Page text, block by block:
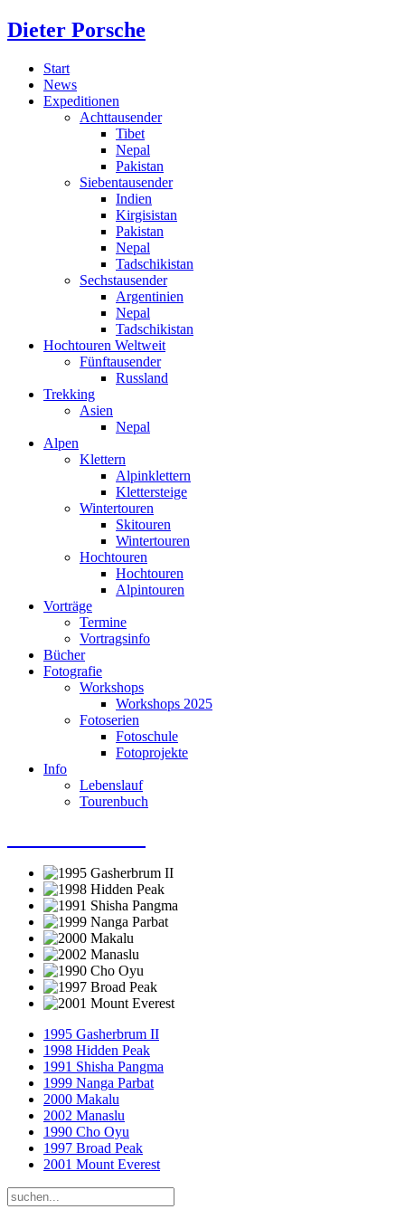
Dieter Porsche
Start
News
Expeditionen
Achttausender
Tibet
Nepal
Pakistan
Siebentausender
Indien
Kirgisistan
Pakistan
Nepal
Tadschikistan
Sechstausender
Argentinien
Nepal
Tadschikistan
Hochtouren Weltweit
Fünftausender
Russland
Trekking
Asien
Nepal
Alpen
Klettern
Alpinklettern
Klettersteige
Wintertouren
Skitouren
Wintertouren
Hochtouren
Hochtouren
Alpintouren
Vorträge
Termine
Vortragsinfo
Bücher
Fotografie
Workshops
Workshops 2025
Fotoserien
Fotoschule
Fotoprojekte
Info
Lebenslauf
Tourenbuch
1995 Gasherbrum II
1998 Hidden Peak
1991 Shisha Pangma
1999 Nanga Parbat
2000 Makalu
2002 Manaslu
1990 Cho Oyu
1997 Broad Peak
2001 Mount Everest